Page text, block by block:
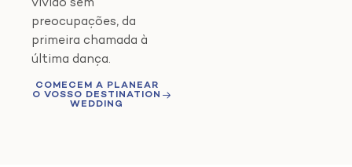
vivido sem
preocupações, da
primeira chamada à
última dança.
COMECEM A PLANEAR
O VOSSO DESTINATION
WEDDING